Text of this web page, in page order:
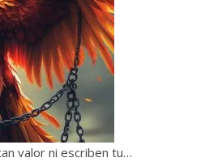
valor ni escriben tu…